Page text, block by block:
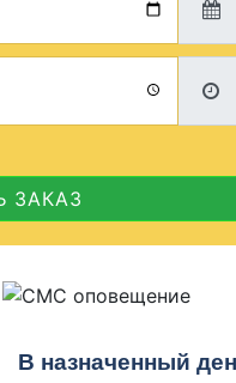
ЗАКАЗ
В назначенный